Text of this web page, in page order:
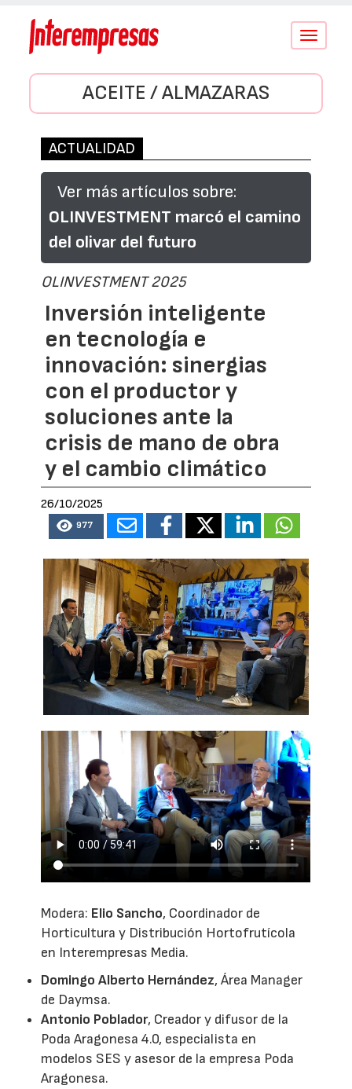
Conmutar
ACEITE / ALMAZARAS
ACTUALIDAD
Ver más artículos sobre:
OLINVESTMENT marcó el camino
del olivar del futuro
OLINVESTMENT 2025
Inversión inteligente
en tecnología e
innovación: sinergias
con el productor y
soluciones ante la
crisis de mano de obra
y el cambio climático
26/10/2025
977
Modera: Elio Sancho, Coordinador de
Horticultura y Distribución Hortofrutícola
en Interempresas Media.
Domingo Alberto Hernández, Área Manager
de Daymsa.
Antonio Poblador, Creador y difusor de la
Poda Aragonesa 4.0, especialista en
modelos SES y asesor de la empresa Poda
Aragonesa.